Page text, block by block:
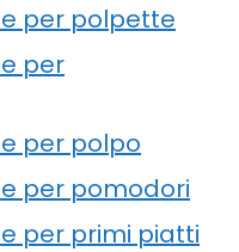
per polpette
per
per polpo
per pomodori
per primi piatti